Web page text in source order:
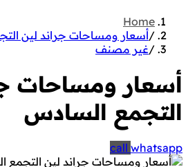
Home
/أسعار ومساحات جراند لين
/غير مصنف
أسعار ومساحات
التجمع السادس
call whatsapp